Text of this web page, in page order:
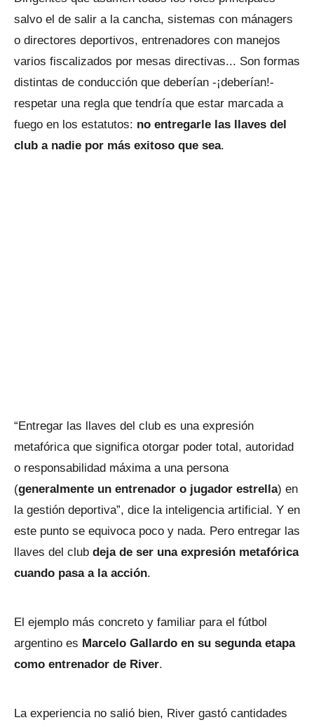
salvo el de salir a la cancha, sistemas con mánagers
o directores deportivos, entrenadores con manejos
varios fiscalizados por mesas directivas... Son formas
distintas de conducción que deberían -¡deberían!-
respetar una regla que tendría que estar marcada a
fuego en los estatutos: no entregarle las llaves del
club a nadie por más exitoso que sea.
“Entregar las llaves del club es una expresión
metafórica que significa otorgar poder total, autoridad
o responsabilidad máxima a una persona
(generalmente un entrenador o jugador estrella) en
la gestión deportiva”, dice la inteligencia artificial. Y en
este punto se equivoca poco y nada. Pero entregar las
llaves del club deja de ser una expresión metafórica
cuando pasa a la acción.
El ejemplo más concreto y familiar para el fútbol
argentino es Marcelo Gallardo en su segunda etapa
como entrenador de River.
La experiencia no salió bien, River gastó cantidades